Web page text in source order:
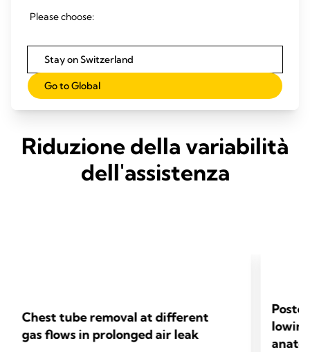
Cardiothorac Surg 2024;65(6).
Riduzione della variabilità
dell'assistenza
Chest tube removal at different
gas flows in prolonged air leak
Please choose:
Stay on Switzerland
Go to Global